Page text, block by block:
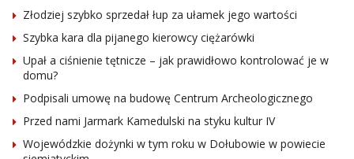
Złodziej szybko sprzedał łup za ułamek jego wartości
Szybka kara dla pijanego kierowcy ciężarówki
Upał a ciśnienie tętnicze – jak prawidłowo kontrolować je w
domu?
Podpisali umowę na budowę Centrum Archeologicznego
Przed nami Jarmark Kamedulski na styku kultur IV
Wojewódzkie dożynki w tym roku w Dołubowie w powiecie